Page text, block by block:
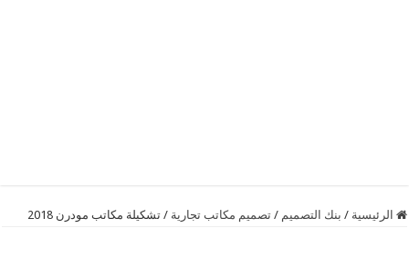
الرئيسية / بنك التصميم / تصميم مكاتب تجارية / تشكيلة مكاتب مودرن 2018